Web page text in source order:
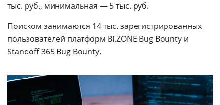
тыс. руб., минимальная — 5 тыс. руб.
Поиском занимаются 14 тыс. зарегистрированных
пользователей платформ BI.ZОNE Bug Bounty и
Standoff 365 Bug Bounty.